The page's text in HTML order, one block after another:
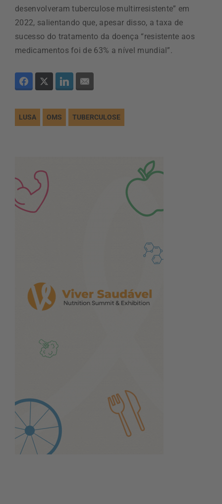
desenvolveram tuberculose multirresistente” em
2022, salientando que, apesar disso, a taxa de
sucesso do tratamento da doença “resistente aos
medicamentos foi de 63% a nível mundial”.
LUSA OMS TUBERCULOSE